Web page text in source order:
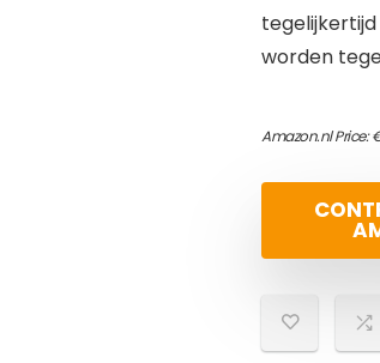
worden
Amazon.nl Price: